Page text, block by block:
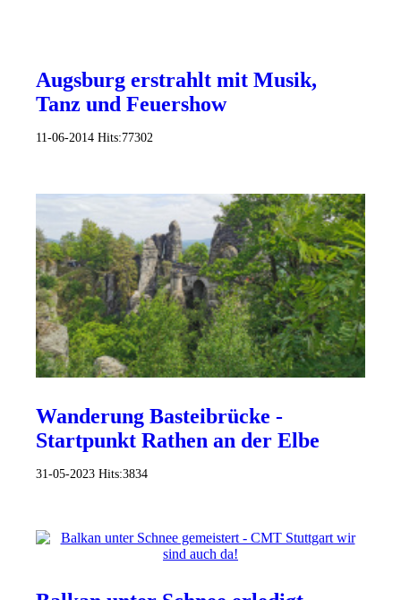
Augsburg erstrahlt mit Musik,
Tanz und Feuershow
11-06-2014 Hits:77302
Wanderung Basteibrücke -
Startpunkt Rathen an der Elbe
31-05-2023 Hits:3834